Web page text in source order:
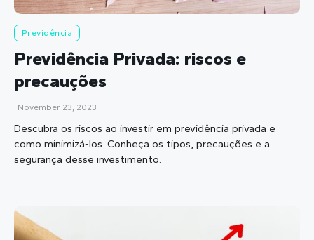
Previdência
Previdência Privada: riscos e
precauções
November 23, 2023
Descubra os riscos ao investir em previdência privada e
como minimizá-los. Conheça os tipos, precauções e a
segurança desse investimento.